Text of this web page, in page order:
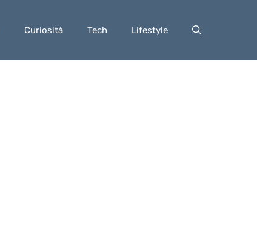
Curiosità Tech Lifestyle